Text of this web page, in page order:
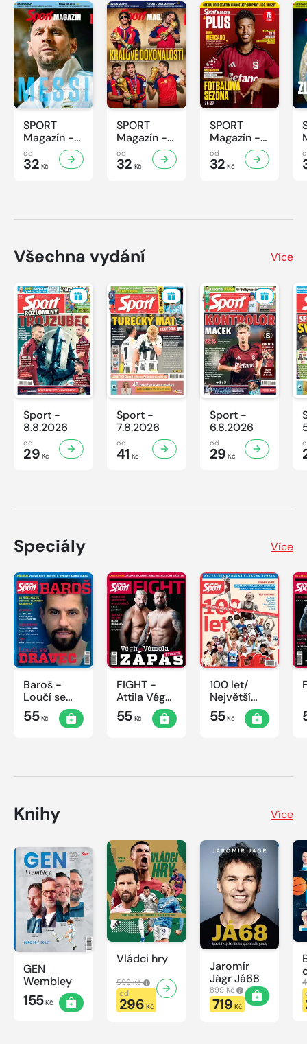
SPORT
Magazín -
32/2026
od
32 Kč
SPORT
Magazín -
31/2026
od
32 Kč
SPORT
Magazín -
30/2026
od
32 Kč
Všechna vydání Více
Sport -
8.8.2026
od
29 Kč
Sport -
7.8.2026
od
41 Kč
Sport -
6.8.2026
od
29 Kč
Speciály Více
Baroš -
Loučí se
dravec
55Kč
FIGHT -
Attila Végh
vs. Karlos
Vémola
55Kč
100 let/
Největší
okamžiky
českého
55Kč
Knihy Více
GEN
Wembley
155Kč
Vládci hry
599 Kč
od
296 Kč
Jaromír
Jágr Já68
899 Kč
719 Kč